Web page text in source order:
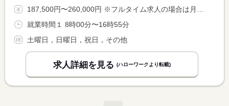
187,500円〜260,000円 ※フルタイム求人の場合は月額（換算額）、パート求人の場合は時間額を表示しています。
就業時間１ 8時00分〜16時55分
土曜日，日曜日，祝日，その他
求人詳細を見る (ハローワークより転載)